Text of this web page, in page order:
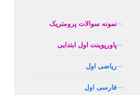
نمونه سوالات پرومتریک
پاورپوینت اول ابتدایی
ریاضی اول
فارسی اول